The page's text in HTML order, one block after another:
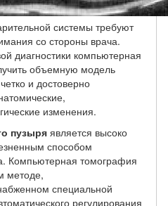
системы требуют
со стороны врача.
диагностики компьютерная
объемную модель
и достоверно
изменения.
пузыряявляется высоко
способом
Компьютерная томография
методе,
специальной
регулирования